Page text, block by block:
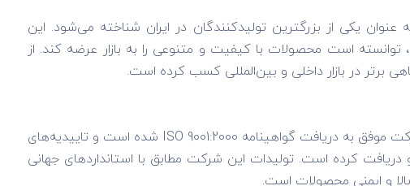
یکی از بزرگترین تولیدکنندگان در ایران شناخته می‌شود. این
است محصولات با کیفیت و متنوعی را به بازار عرضه کند. از
برتر در بازار داخلی و بین‌المللی کسب کرده است.
شاهین به طور مداوم بر ارتقاء کیفیت محصولات خود تمرکز دارد. این شرکت موفق به دریافت گواهینامه ISO 9001:2000 شده است و تاییدیه‌های
دریافت کرده است. تولیدات این شرکت مطابق با استانداردهای جهانی
و ایمنی محصولات است.